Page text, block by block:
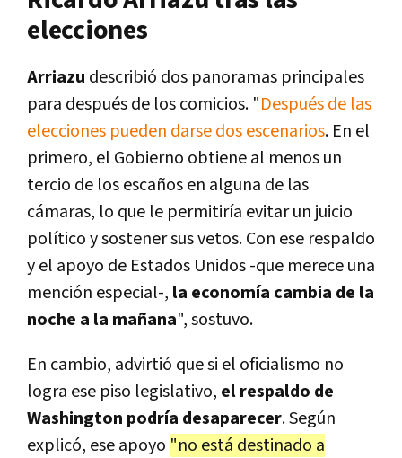
elecciones
Arriazu describió dos panoramas principales
para después de los comicios. "Después de las
elecciones pueden darse dos escenarios. En el
primero, el Gobierno obtiene al menos un
tercio de los escaños en alguna de las
cámaras, lo que le permitiría evitar un juicio
político y sostener sus vetos. Con ese respaldo
y el apoyo de Estados Unidos -que merece una
mención especial-, la economía cambia de la
noche a la mañana", sostuvo.
En cambio, advirtió que si el oficialismo no
logra ese piso legislativo, el respaldo de
Washington podría desaparecer. Según
explicó, ese apoyo "no está destinado a